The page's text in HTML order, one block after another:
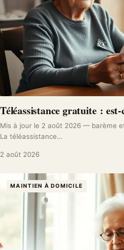
Téléassistance gratuite : est-
Mis à jour le 2 août 2026 — barème
La téléassistance…
2 août 2026
MAINTIEN À DOMICILE